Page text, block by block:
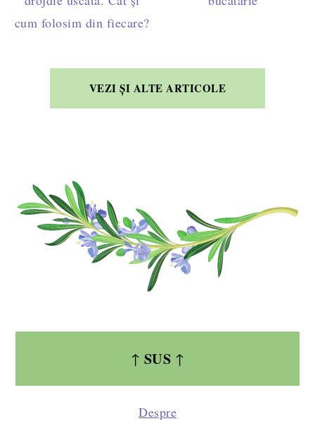
cum folosim din fiecare?
VEZI ȘI ALTE ARTICOLE
↑ SUS ↑
Despre